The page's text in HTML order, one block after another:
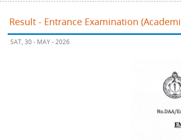
Result - Entrance Examination
SAT, 30 - MAY - 2026